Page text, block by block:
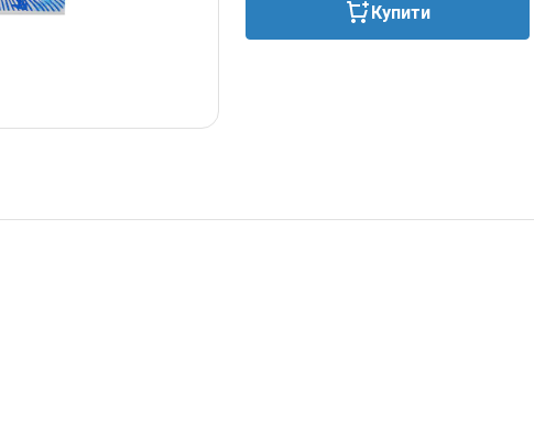
Купити